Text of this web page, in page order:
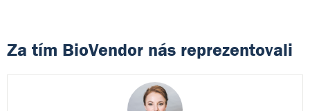
Za tím BioVendor nás reprezentovali